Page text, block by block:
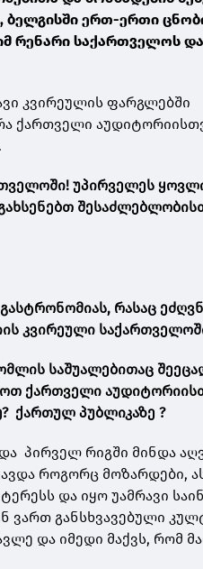
ბელგისში ერთ-ერთი
რენარი საქართველოს და
კვირეულის ფარგლებში
ქართველი
უპირველეს
რასაც
კვირეული
საშუალებითაც
ქართველი
ქართულ პუბლიკაზე ?
პირველ რიგში მინდა
როგორც მოზარდები,
და იყო უამრავი
ვართ განსხვავებული
და იმედი მაქვს, რომ